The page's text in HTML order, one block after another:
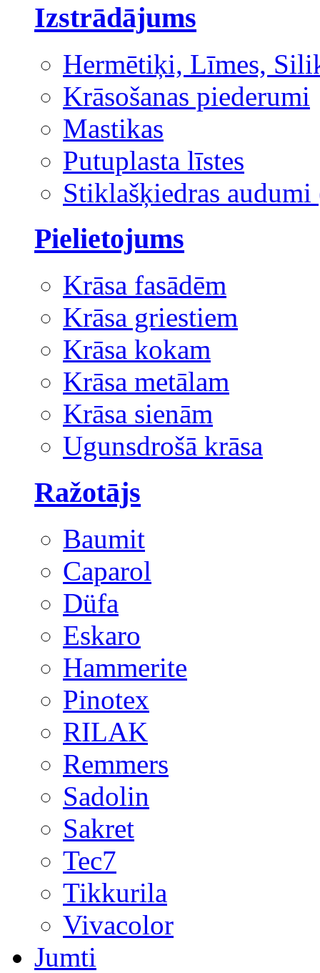
Izstrādājums
Hermētiķi, Līmes,
Krāsošanas piederumi
Mastikas
Putuplasta līstes
Stiklašķiedras audumi
Pielietojums
Krāsa fasādēm
Krāsa griestiem
Krāsa kokam
Krāsa metālam
Krāsa sienām
Ugunsdrošā krāsa
Ražotājs
Baumit
Caparol
Düfa
Eskaro
Hammerite
Pinotex
RILAK
Remmers
Sadolin
Sakret
Tec7
Tikkurila
Vivacolor
Jumti